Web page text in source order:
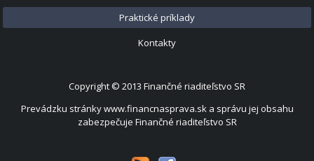
Praktické príklady
Kontakty
Copyright © 2013 Finančné riaditeľstvo SR
Prevádzku stránky www.financnasprava.sk a správu jej obsahu
zabezpečuje Finančné riaditeľstvo SR